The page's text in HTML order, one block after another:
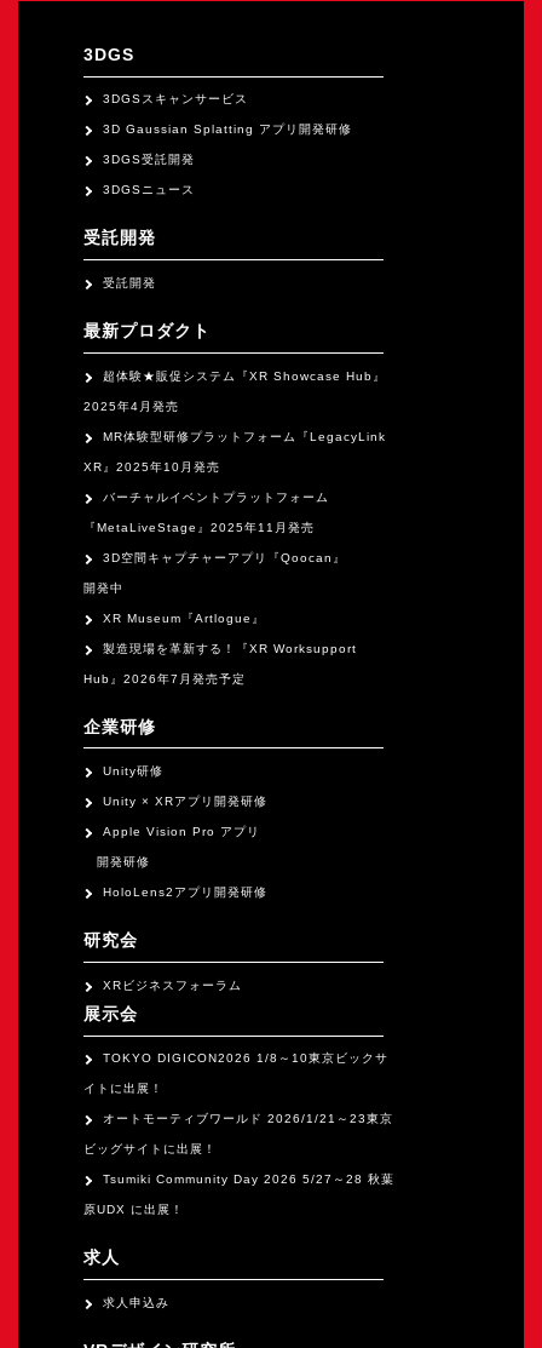
オンライン
3DGS
3DGSスキャンサービス
3D Gaussian Splatting アプリ開発研修
3DGS受託開発
3DGSニュース
受託開発
受託開発
最新プロダクト
超体験★販促システム『XR Showcase Hub』
2025年4月発売
MR体験型研修プラットフォーム『LegacyLink
XR』2025年10月発売
バーチャルイベントプラットフォーム
『MetaLiveStage』2025年11月発売
3D空間キャプチャーアプリ『Qoocan』
開発中
XR Museum『Artlogue』
製造現場を革新する！『XR Worksupport
Hub』2026年7月発売予定
企業研修
Unity研修
Unity × XRアプリ開発研修
Apple Vision Pro アプリ
開発研修
HoloLens2アプリ開発研修
研究会
XRビジネスフォーラム
展示会
TOKYO DIGICON2026 1/8～10東京ビックサ
イトに出展！
オートモーティブワールド 2026/1/21～23東京
ビッグサイトに出展！
Tsumiki Community Day 2026 5/27～28 秋葉
原UDX に出展！
求人
求人申込み